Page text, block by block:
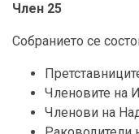
Член 25
Собранието се
Членовите на
Членови на